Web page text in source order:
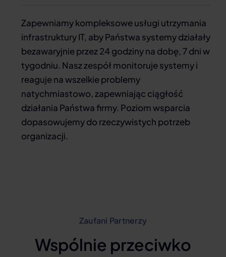
Zapewniamy kompleksowe usługi utrzymania
infrastruktury IT, aby Państwa systemy działały
bezawaryjnie przez 24 godziny na dobę, 7 dni w
tygodniu. Nasz zespół monitoruje systemy i
reaguje na wszelkie problemy
natychmiastowo, zapewniając ciągłość
działania Państwa firmy. Poziom wsparcia
dopasowujemy do rzeczywistych potrzeb
organizacji.
Zaufani Partnerzy
Wspólnie przeciwko